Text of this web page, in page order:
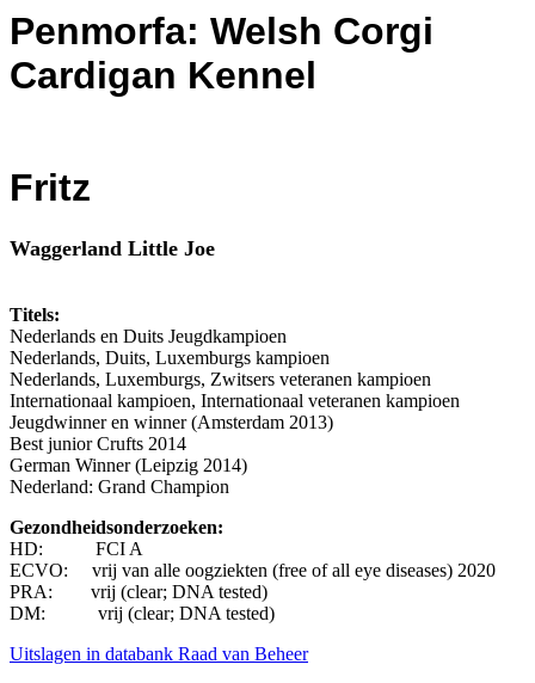
Penmorfa: Welsh Corgi
Cardigan Kennel
Fritz
Waggerland Little Joe
Titels:
Nederlands en Duits Jeugdkampioen
Nederlands, Duits, Luxemburgs kampioen
Nederlands, Luxemburgs, Zwitsers veteranen kampioen
Internationaal kampioen, Internationaal veteranen kampioen
Jeugdwinner en winner (Amsterdam 2013)
Best junior Crufts 2014
German Winner (Leipzig 2014)
Nederland: Grand Champion
Gezondheidsonderzoeken:
HD: FCI A
ECVO: vrij van alle oogziekten (free of all eye diseases) 2020
PRA: vrij (clear; DNA tested)
DM: vrij (clear; DNA tested)
Uitslagen in databank Raad van Beheer